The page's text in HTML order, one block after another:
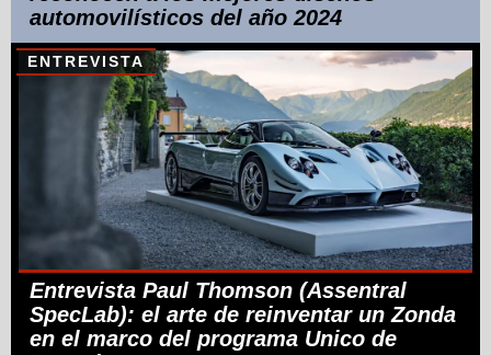
automovilísticos del año 2024
ENTREVISTA
Entrevista Paul Thomson (Assentral
SpecLab): el arte de reinventar un Zonda
en el marco del programa Unico de